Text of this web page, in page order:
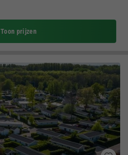
Toon prijzen